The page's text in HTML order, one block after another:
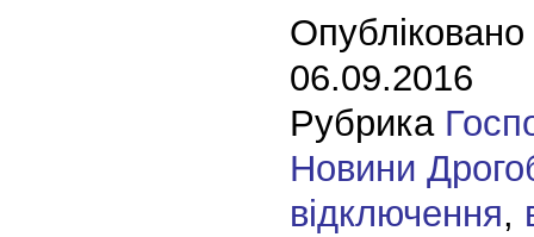
06.09.2016
Рубрика
Новини
відключення,